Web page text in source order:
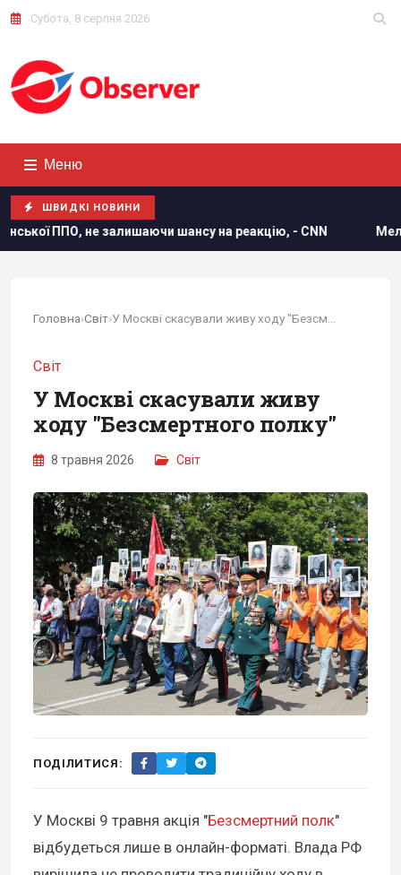
Субота, 8 серпня 2026
Меню
ШВИДКІ НОВИНИ
шансу на реакцію, - CNN Мелоні
Головна›Світ›
Світ
У Москві скасували живу
ходу "Безсмертного полку"
8 травня 2026 Світ
ПОДІЛИТИСЯ:
У Москві 9 травня акція "Безсмертний полк"
відбудеться лише в онлайн-форматі. Влада РФ